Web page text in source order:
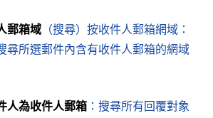
郵箱域 （搜尋）按收件人郵箱網域：
尋所選郵件內含有收件人郵箱的網域
人為收件人郵箱 ：搜尋所有回覆對象